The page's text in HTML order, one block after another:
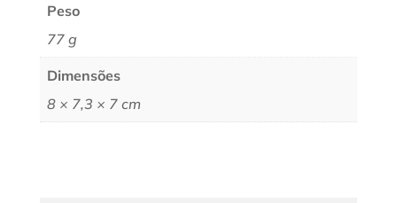
Peso
77 g
Dimensões
8 × 7,3 × 7 cm